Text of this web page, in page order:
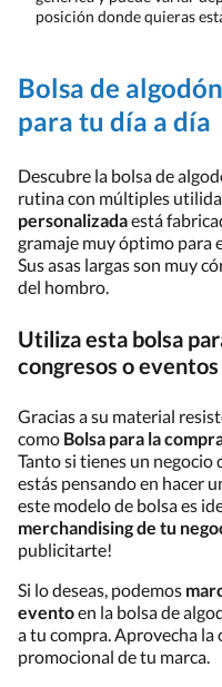
posición donde quieras
Bolsa de
para tu día a día
Descubre la bolsa de
rutina con múltiples
personalizadaestá
gramaje muy óptimo para
Sus asas largas son muy
del hombro.
Utiliza esta bolsa
congresos o eventos
Gracias a su material
como Bolsa para la
Tanto si tienes un negocio
estás pensando en hacer
este modelo de bolsa es
merchandising de tu
publicitarte!
Si lo deseas, podemos
eventoen la bolsa de
a tu compra. Aprovecha
promocional de tu marca.